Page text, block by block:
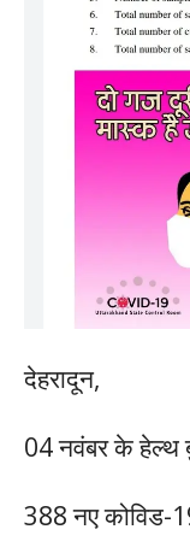
देहरादून,
04 नवंबर के हेल्थ
388 नए कोविड-